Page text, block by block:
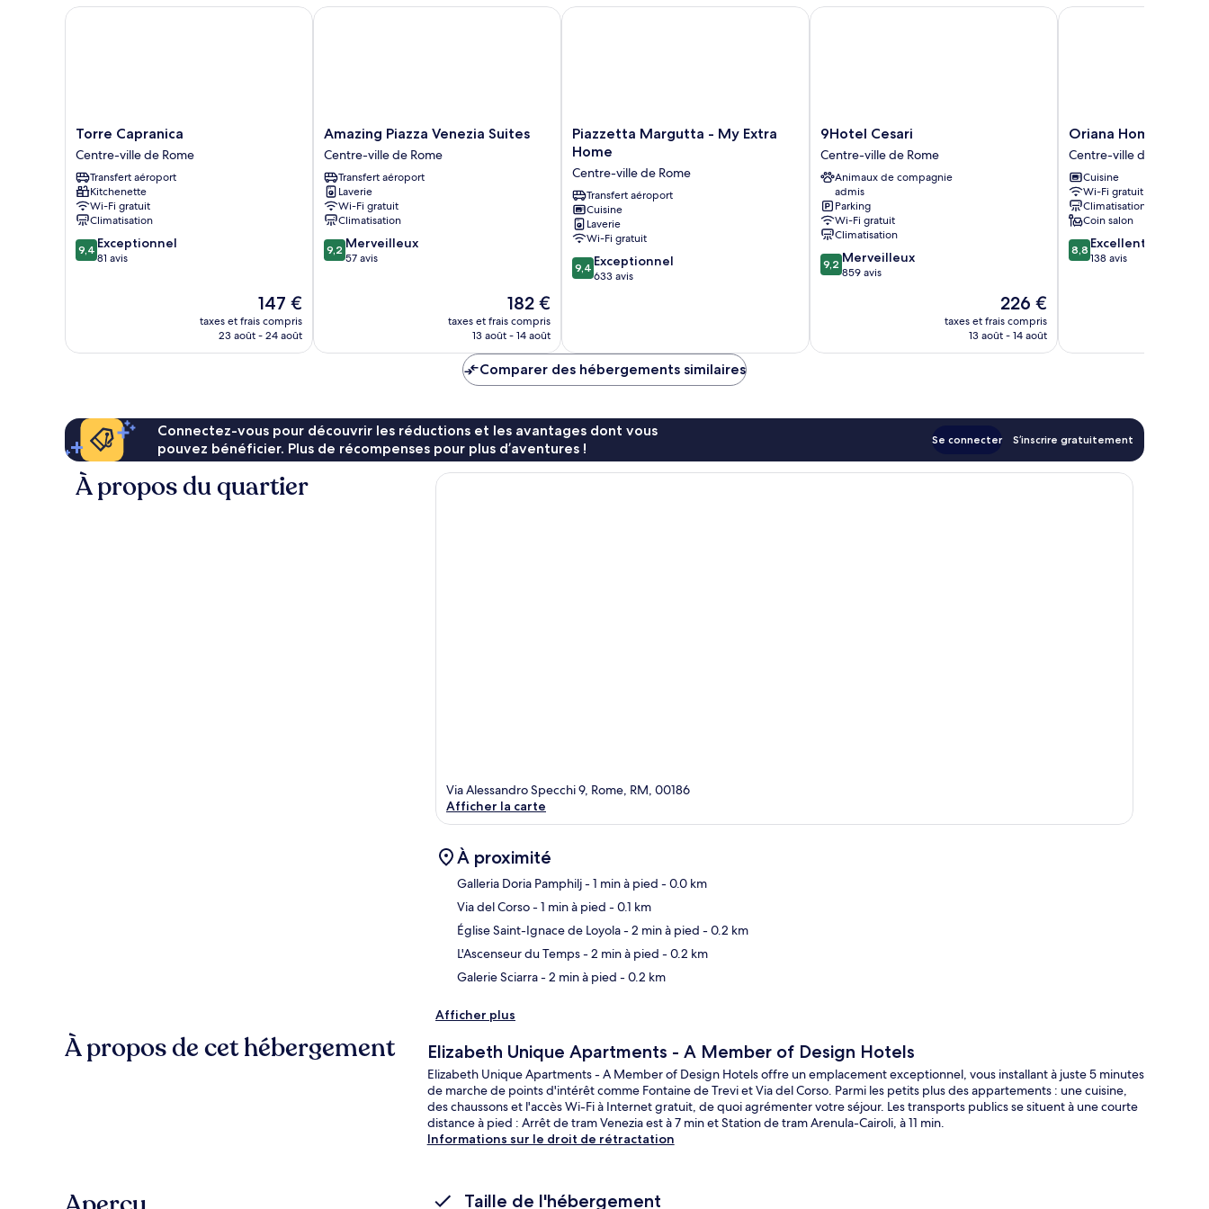
Chambre
Chambre
Chambre
Torre
Capranica
Centre-
ville
de
Rome
Torre Capranica
Centre-ville de Rome
Transfert aéroport
Kitchenette
Wi-Fi gratuit
Climatisation
9.4
sur
9,4 Exceptionnel
81 avis
Le
nouveau
prix
147 €
taxes et frais compris
23 août - 24 août
Torre Capranica
Amazing
Piazza
Venezia
Suites
Centre-
ville
de
Rome
Amazing Piazza Venezia Suites
Centre-ville de Rome
Transfert aéroport
Laverie
Wi-Fi gratuit
Climatisation
9.2
sur
9,2 Merveilleux
57 avis
Le
nouveau
prix
de
182 €
182 €
taxes et frais compris
13 août - 14 août
Amazing Piazza Venezia Suites
Piazzetta
Margutta
My
Extra
Home
Centre-
ville
de
Rome
Piazzetta Margutta - My Extra
Home
Centre-ville de Rome
Transfert aéroport
Cuisine
Laverie
Wi-Fi gratuit
9.4
sur
9,4 Exceptionnel
633 avis
Piazzetta Margutta - My Extra Home
9Hotel
Cesari
Centre-
ville
Rome
9Hotel Cesari
Centre-ville de Rome
Animaux de compagnie
admis
Parking
Wi-Fi gratuit
Climatisation
9.2
sur
9,2 Merveilleux
859 avis
Le
nouveau
prix
226 €
taxes et frais compris
13 août - 14 août
9Hotel Cesari
Oriana
Homèl
Roma
Centre-
ville
de
Rome
Oriana Homèl Roma
Centre-ville de Rome
Cuisine
Wi-Fi gratuit
Climatisation
Coin salon
8.8
sur
8,8 Excellent
138 avis
Oriana Homèl Roma
Comparer des hébergements similaires
Connectez-vous pour découvrir les réductions et les avantages dont vous
pouvez bénéficier. Plus de récompenses pour plus d’aventures !
Se connecter S’inscrire gratuitement
À propos du quartier
Via Alessandro Specchi 9, Rome, RM, 00186
Afficher la carte
À proximité
Galleria Doria Pamphilj- 1 min à pied - 0.0 km
Via del Corso- 1 min à pied - 0.1 km
Église Saint-Ignace de Loyola- 2 min à pied - 0.2 km
L'Ascenseur du Temps- 2 min à pied - 0.2 km
Galerie Sciarra- 2 min à pied - 0.2 km
Afficher plus
À propos de cet hébergement Elizabeth Unique Apartments - A Member of Design Hotels
Elizabeth Unique Apartments - A Member of Design Hotels offre un emplacement exceptionnel, vous installant à juste 5 minutes
de marche de points d'intérêt comme Fontaine de Trevi et Via del Corso. Parmi les petits plus des appartements : une cuisine,
des chaussons et l'accès Wi-Fi à Internet gratuit, de quoi agrémenter votre séjour. Les transports publics se situent à une courte
distance à pied : Arrêt de tram Venezia est à 7 min et Station de tram Arenula-Cairoli, à 11 min.
Informations sur le droit de rétractation
Taille de l'hébergement